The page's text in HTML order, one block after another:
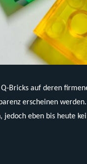
Bricks auf deren
erscheinen
jedoch eben bis heute